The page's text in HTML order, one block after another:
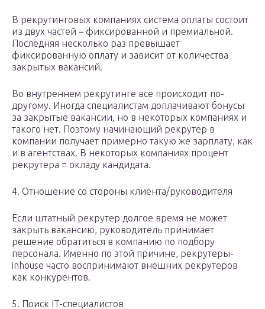
В рекрутинговых компаниях система оплаты состоит
из двух частей – фиксированной и премиальной.
Последняя несколько раз превышает
фиксированную оплату и зависит от количества
закрытых вакансий.
Во внутреннем рекрутинге все происходит по-
другому. Иногда специалистам доплачивают бонусы
за закрытые вакансии, но в некоторых компаниях и
такого нет. Поэтому начинающий рекрутер в
компании получает примерно такую же зарплату, как
и в агентствах. В некоторых компаниях процент
рекрутера = окладу кандидата.
4. Отношение со стороны клиента/руководителя
Если штатный рекрутер долгое время не может
закрыть вакансию, руководитель принимает
решение обратиться в компанию по подбору
персонала. Именно по этой причине, рекрутеры-
inhouse часто воспринимают внешних рекрутеров
как конкурентов.
5. Поиск IT-специалистов